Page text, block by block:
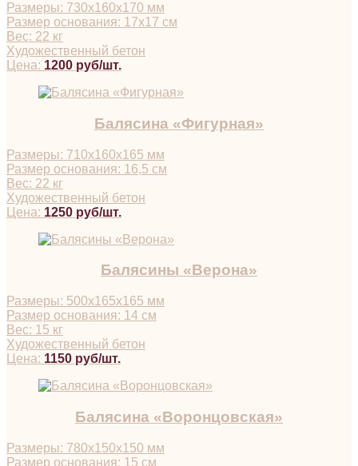
Размеры: 730х160х170 мм
Размер основания: 17х17 см
Вес: 22 кг
Художественный бетон
Цена: 1200 руб/шт.
Балясина «Фигурная»
Размеры: 710х160х165 мм
Размер основания: 16,5 см
Вес: 22 кг
Художественный бетон
Цена: 1250 руб/шт.
Балясины «Верона»
Размеры: 500х165х165 мм
Размер основания: 14 см
Вес: 15 кг
Художественный бетон
Цена: 1150 руб/шт.
Балясина «Воронцовская»
Размеры: 780х150х150 мм
Размер основания: 15 см